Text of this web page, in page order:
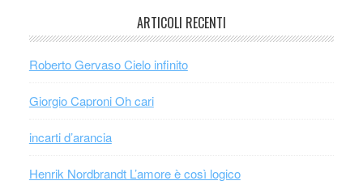
ARTICOLI RECENTI
Roberto Gervaso Cielo infinito
Giorgio Caproni Oh cari
incarti d’arancia
Henrik Nordbrandt L’amore è così logico